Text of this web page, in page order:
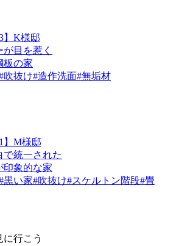
】K様邸
目を惹く
板の家
吹抜け#造作洗面#無垢材
】M様邸
で統一された
印象的な家
黒い家#吹抜け#スケルトン階段#畳